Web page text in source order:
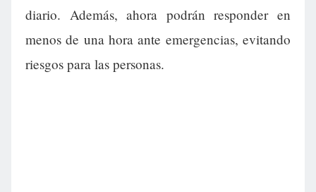
diario. Además, ahora podrán responder en
menos de una hora ante emergencias, evitando
riesgos para las personas.